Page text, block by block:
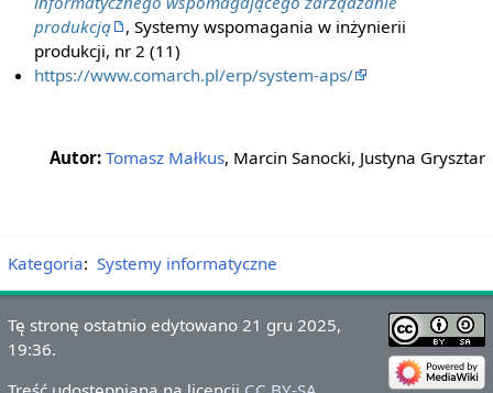
produkcją
, Systemy wspomagania w inżynierii
produkcji, nr 2 (11)
https://www.comarch.pl/erp/system-aps/
Autor: Tomasz Małkus, Marcin Sanocki, Justyna Grysztar
Kategoria: Systemy informatyczne
Tę stronę ostatnio edytowano 21 gru 2025,
19:36.